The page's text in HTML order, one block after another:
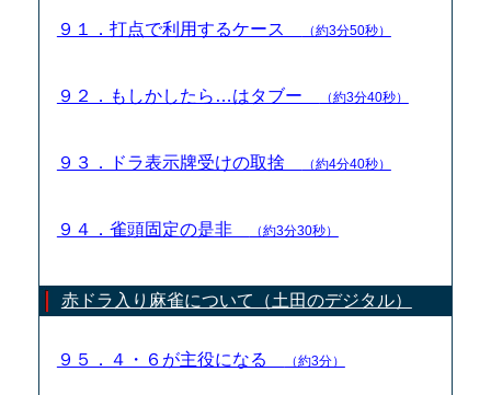
９１．打点で利用するケース （約3分50秒）
９２．もしかしたら…はタブー （約3分40秒）
９３．ドラ表示牌受けの取捨 （約4分40秒）
９４．雀頭固定の是非 （約3分30秒）
赤ドラ入り麻雀について（土田のデジタル）
９５．４・６が主役になる （約3分）